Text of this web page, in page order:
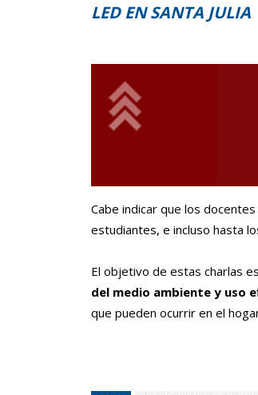
LED EN SANTA JULIA
Cabe indicar que los
estudiantes, e incluso hasta
El objetivo de estas charlas es
del medio ambiente y uso
que pueden ocurrir en el